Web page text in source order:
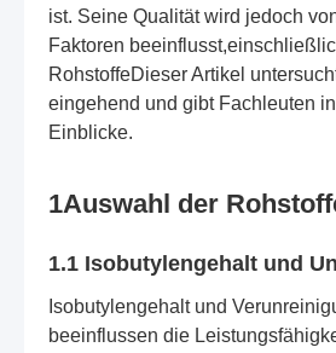
ist. Seine Qualität wird jedoch
Faktoren
RohstoffeDieser Artikel
eingehend und gibt Fachleuten
Einblicke.
1Auswahl der
1.1 Isobutylengehalt und
Isobutylengehalt und
beeinflussen die